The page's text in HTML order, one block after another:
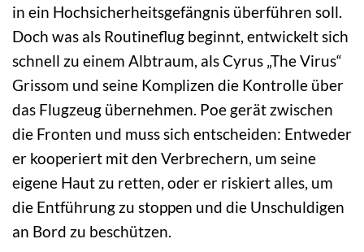
in ein Hochsicherheitsgefängnis überführen soll.
Doch was als Routineflug beginnt, entwickelt sich
schnell zu einem Albtraum, als Cyrus „The Virus“
Grissom und seine Komplizen die Kontrolle über
das Flugzeug übernehmen. Poe gerät zwischen
die Fronten und muss sich entscheiden: Entweder
er kooperiert mit den Verbrechern, um seine
eigene Haut zu retten, oder er riskiert alles, um
die Entführung zu stoppen und die Unschuldigen
an Bord zu beschützen.